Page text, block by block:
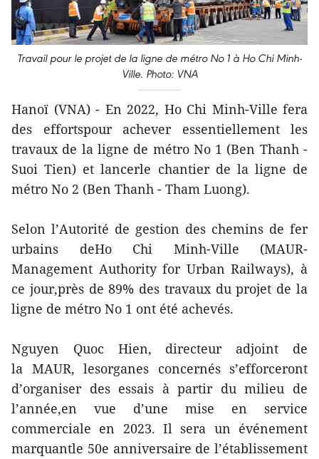
Travail pour le projet de la ligne de métro No 1 à Ho Chi Minh-
Ville. Photo: VNA
Hanoï (VNA) - En 2022, Ho Chi Minh-Ville fera
des effortspour achever essentiellement les
travaux de la ligne de métro No 1 (Ben Thanh -
Suoi Tien) et lancerle chantier de la ligne de
métro No 2 (Ben Thanh - Tham Luong).
Selon l’Autorité de gestion des chemins de fer
urbains deHo Chi Minh-Ville (MAUR-
Management Authority for Urban Railways), à
ce jour,près de 89% des travaux du projet de la
ligne de métro No 1 ont été achevés.
Nguyen Quoc Hien, directeur adjoint de
la MAUR, lesorganes concernés s’efforceront
d’organiser des essais à partir du milieu de
l’année,en vue d’une mise en service
commerciale en 2023. Il sera un événement
marquantle 50e anniversaire de l’établissement